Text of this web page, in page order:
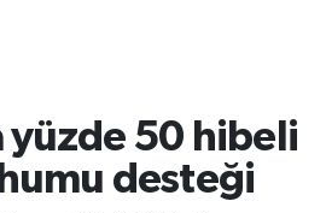
yüzde 50 hibeli
desteği
ve Fikstür